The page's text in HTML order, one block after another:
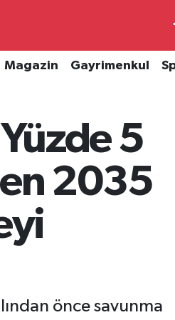
Magazin Gayrimenkul
5
2035
önce savunma